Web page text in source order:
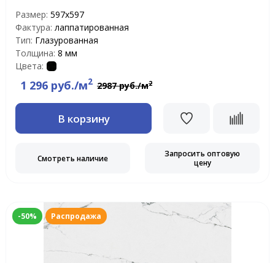
Размер: 597х597
Фактура: лаппатированная
Тип: Глазурованная
Толщина: 8 мм
Цвета:
1 296 руб./м2 2987 руб./м2
В корзину
Смотреть наличие
Запросить оптовую
цену
-50% Распродажа